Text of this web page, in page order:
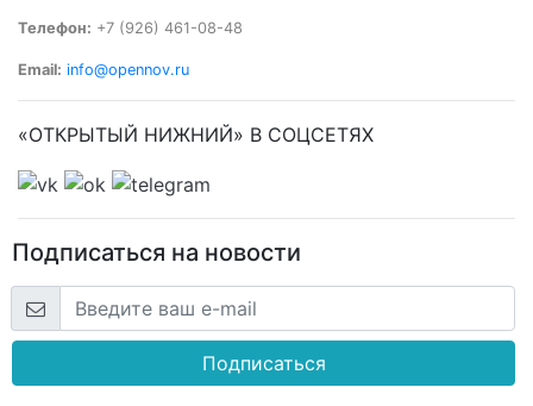
Телефон: +7 (926) 461-08-48
Email: info@opennov.ru
«ОТКРЫТЫЙ НИЖНИЙ» В СОЦСЕТЯХ
Подписаться на новости
Подписаться